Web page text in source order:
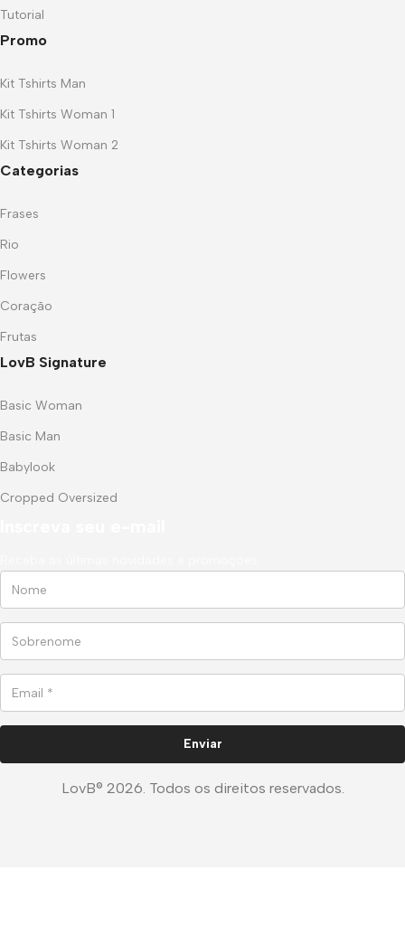
Tutorial
Promo
Kit Tshirts Man
Kit Tshirts Woman 1
Kit Tshirts Woman 2
Categorias
Frases
Rio
Flowers
Coração
Frutas
LovB Signature
Basic Woman
Basic Man
Babylook
Cropped Oversized
LovB® 2026. Todos os direitos reservados.